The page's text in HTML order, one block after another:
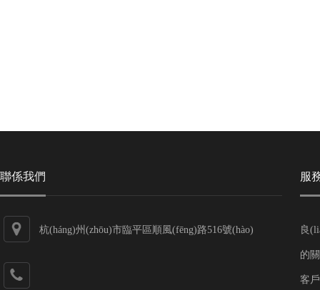
聯係我們
杭(háng)州(zhōu)市臨平區順風(fēng)路516號(hào)
服
良
的
客